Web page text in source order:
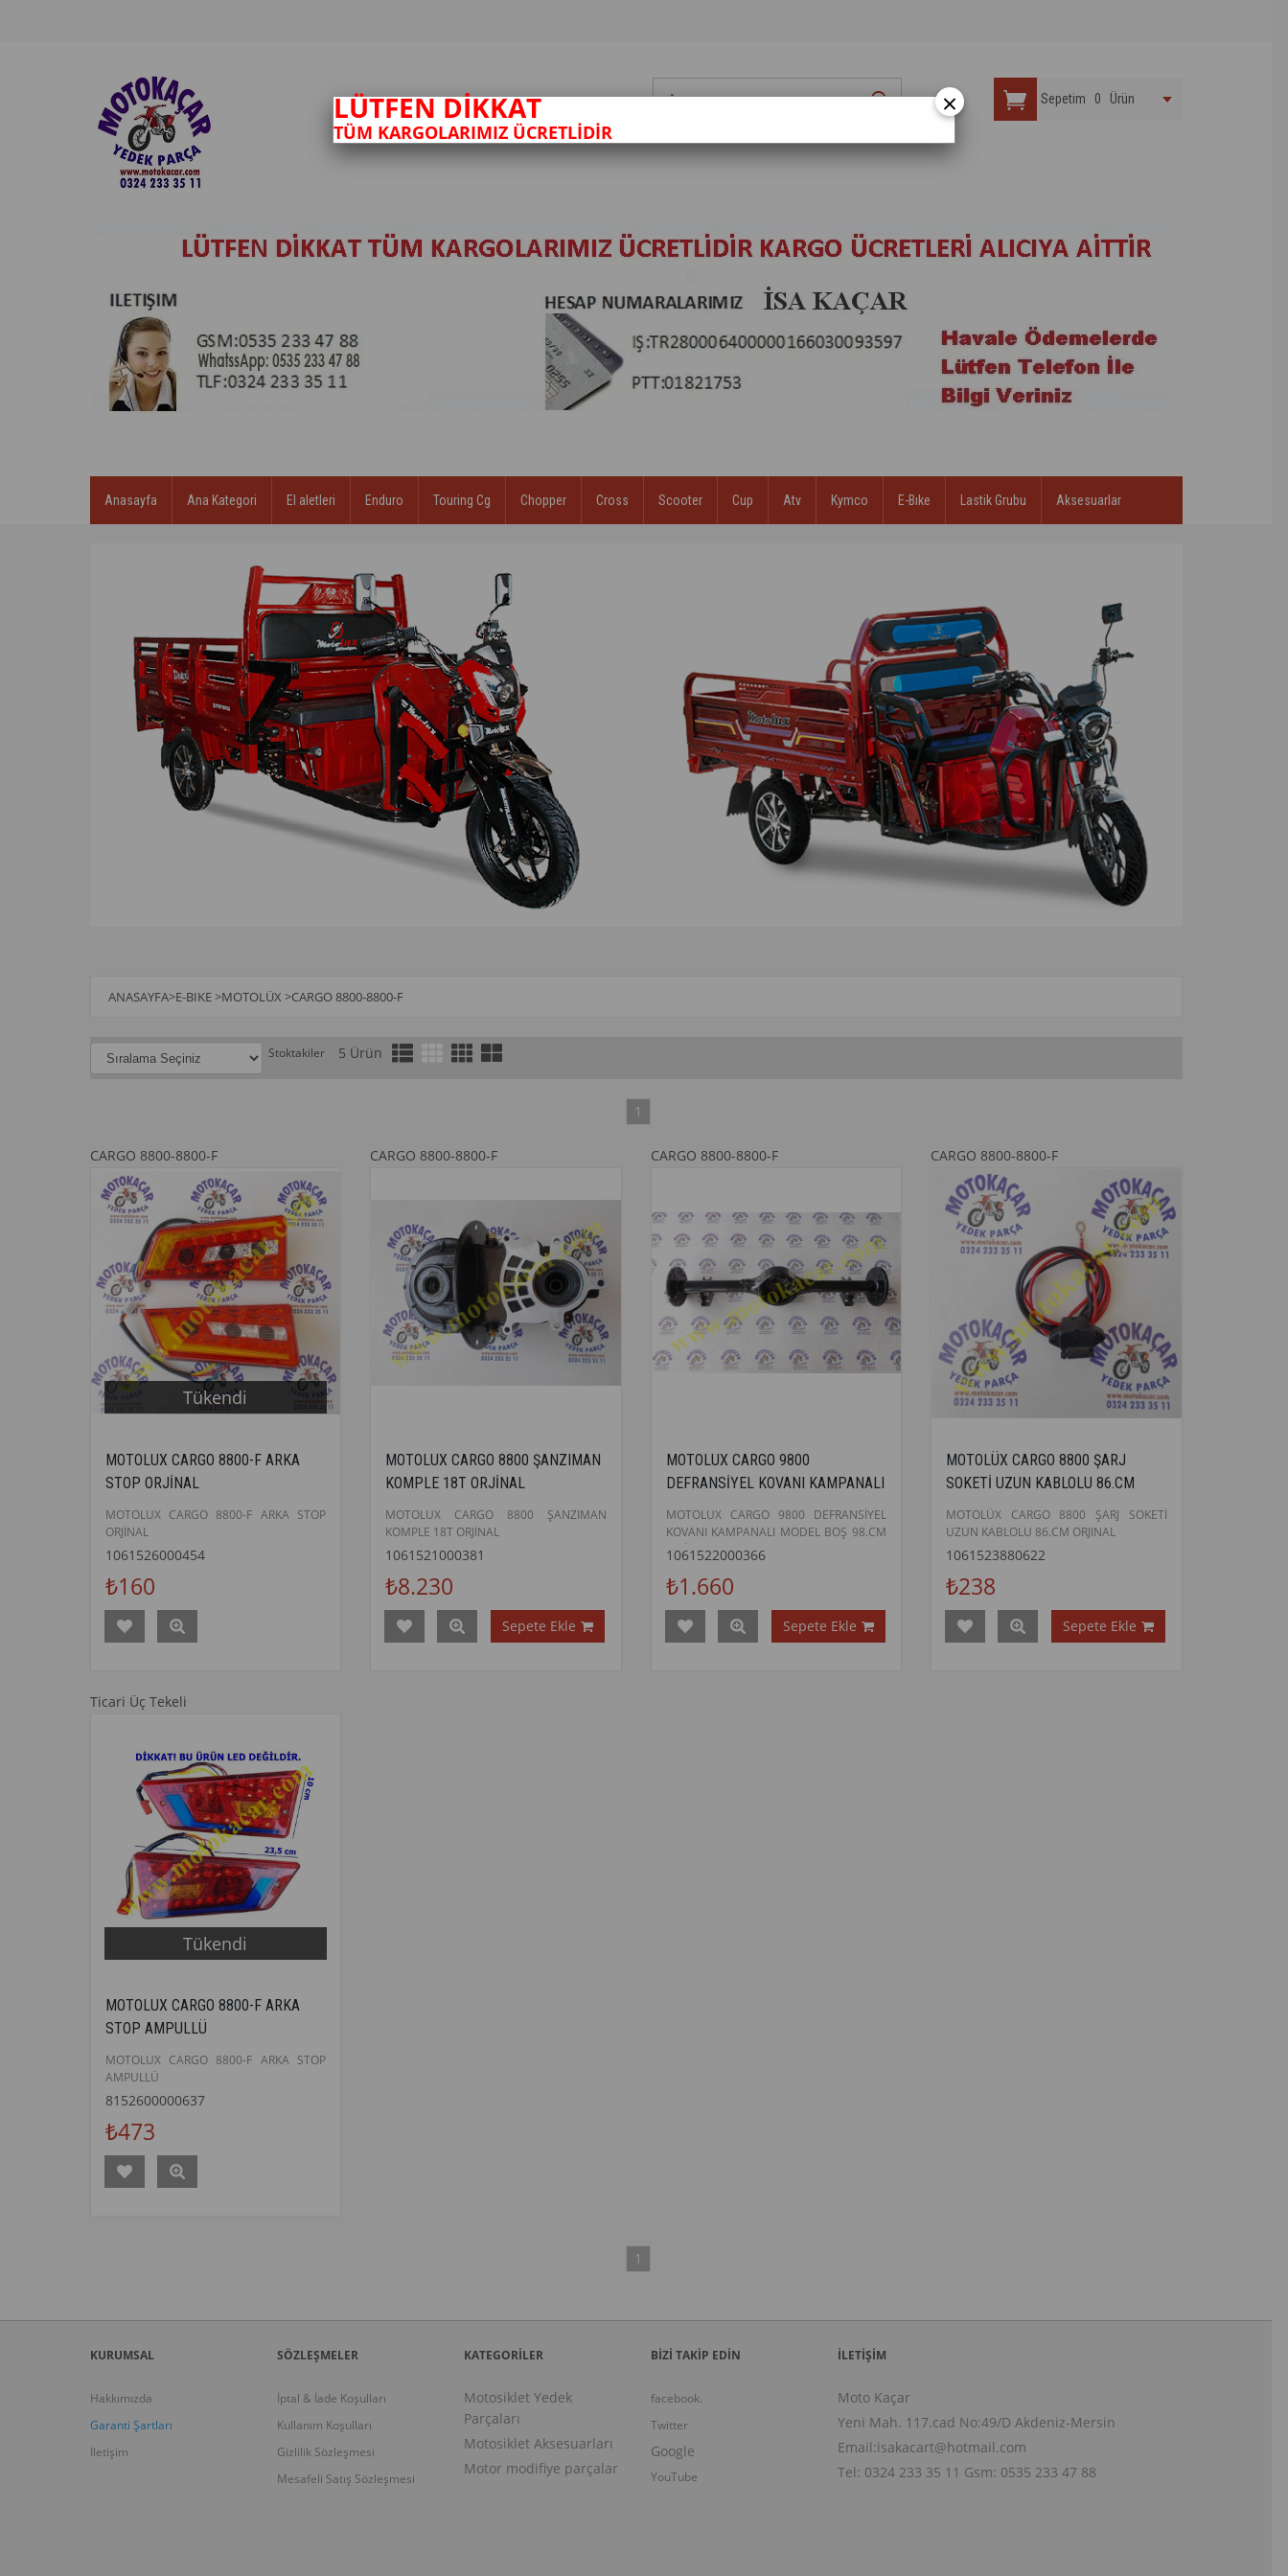
Sepetim 0 Ürün
Anasayfa Ana Kategori El aletleri Enduro Touring Cg Chopper Cross Scooter Cup Atv Kymco E-Bıke Lastik Grubu Aksesuarlar
ANASAYFA>E-BIKE>MOTOLÜX >CARGO 8800-8800-F
Stoktakiler 5 Ürün
1
CARGO 8800-8800-F
Tükendi
MOTOLUX CARGO 8800-F ARKA
STOP ORJİNAL
MOTOLUX CARGO 8800-F ARKA STOP
ORJİNAL
1061526000454
₺160
CARGO 8800-8800-F
MOTOLUX CARGO 8800 ŞANZIMAN
KOMPLE 18T ORJİNAL
MOTOLUX CARGO 8800 ŞANZIMAN
KOMPLE 18T ORJİNAL
1061521000381
₺8.230
Sepete Ekle
CARGO 8800-8800-F
MOTOLUX CARGO 9800
DEFRANSİYEL KOVANI KAMPANALI
MOTOLUX CARGO 9800 DEFRANSİYEL
KOVANI KAMPANALI MODEL BOŞ 98.CM
ORJİNAL
1061522000366
₺1.660
Sepete Ekle
CARGO 8800-8800-F
MOTOLÜX CARGO 8800 ŞARJ
SOKETİ UZUN KABLOLU 86.CM
ORJINAL
MOTOLÜX CARGO 8800 ŞARJ SOKETİ
UZUN KABLOLU 86.CM ORJINAL
1061523880622
₺238
Sepete Ekle
Ticari Üç Tekeli
Tükendi
MOTOLUX CARGO 8800-F ARKA
STOP AMPULLÜ
MOTOLUX CARGO 8800-F ARKA STOP
AMPULLÜ
8152600000637
₺473
1
KURUMSAL
Hakkımızda
Garanti Şartları
İletişim
SÖZLEŞMELER
İptal & İade Koşulları
Kullanım Koşulları
Gizlilik Sözleşmesi
Mesafeli Satış Sözleşmesi
KATEGORİLER
Motosiklet Yedek
Parçaları
Motosiklet Aksesuarları
Motor modifiye parçalar
BİZİ TAKİP EDİN
facebook.
Twitter
Google
YouTube
İLETIŞIM
Moto Kaçar
Yeni Mah. 117.cad No:49/D Akdeniz-Mersin
Email:isakacart@hotmail.com
Tel: 0324 233 35 11 Gsm: 0535 233 47 88
×
LÜTFEN DİKKAT
TÜM KARGOLARIMIZ ÜCRETLİDİR